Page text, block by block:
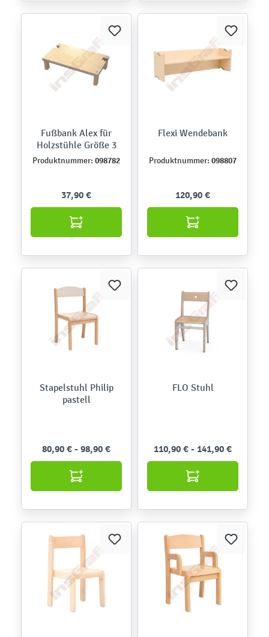
Fußbank Alex für
Holzstühle Größe 3
Produktnummer: 098782
37,90 €
Flexi Wendebank
Produktnummer: 098807
120,90 €
Stapelstuhl Philip
pastell
80,90 € - 98,90 €
FLO Stuhl
110,90 € - 141,90 €